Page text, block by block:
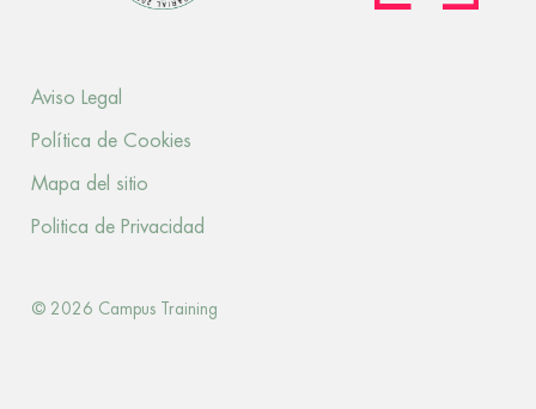
Aviso Legal
Política de Cookies
Mapa del sitio
Politica de Privacidad
© 2026 Campus Training